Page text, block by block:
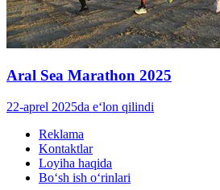
Aral Sea Marathon 2025
22-aprel 2025da e‘lon qilindi
Reklama
Kontaktlar
Loyiha haqida
Bo‘sh ish o‘rinlari